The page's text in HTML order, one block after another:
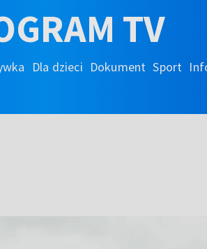
TV
Dla dzieci Dokument Sport